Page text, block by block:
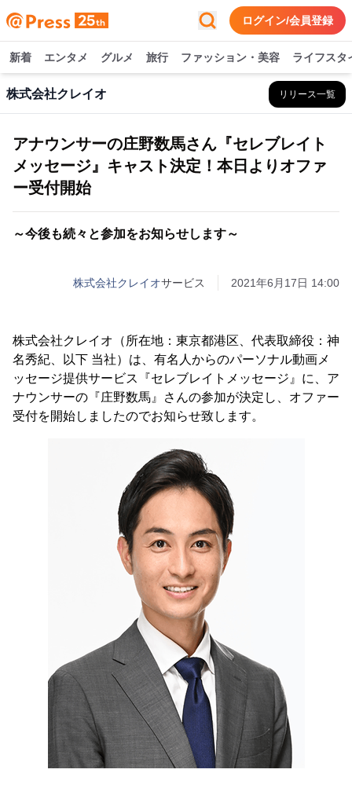
ログイン/会員登録
新着 エンタメ グルメ 旅行 ファッション・美容 ライフスタ
株式会社クレイオ リリース一覧
アナウンサーの庄野数馬さん『セレブレイト
メッセージ』キャスト決定！本日よりオファ
ー受付開始
～今後も続々と参加をお知らせします～
株式会社クレイオサービス 2021年6月17日 14:00
株式会社クレイオ（所在地：東京都港区、代表取締役：神
名秀紀、以下 当社）は、有名人からのパーソナル動画メ
ッセージ提供サービス『セレブレイトメッセージ』に、ア
ナウンサーの『庄野数馬』さんの参加が決定し、オファー
受付を開始しましたのでお知らせ致します。